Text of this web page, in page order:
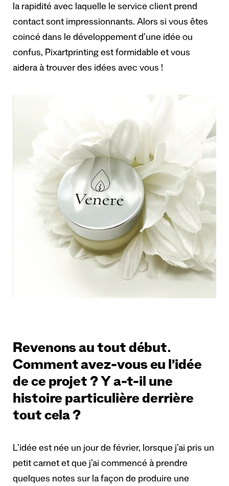
la rapidité avec laquelle le service client prend
contact sont impressionnants. Alors si vous êtes
coincé dans le développement d’une idée ou
confus, Pixartprinting est formidable et vous
aidera à trouver des idées avec vous !
Revenons au tout début.
Comment avez-vous eu l’idée
de ce projet ? Y a-t-il une
histoire particulière derrière
tout cela ?
L’idée est née un jour de février, lorsque j’ai pris un
petit carnet et que j’ai commencé à prendre
quelques notes sur la façon de produire une